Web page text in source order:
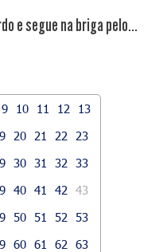
e segue na briga pelo...
9 10 11 12
13
20 21 22
23
30 31 32
33
40 41 42
43
50 51 52
53
60 61 62
63